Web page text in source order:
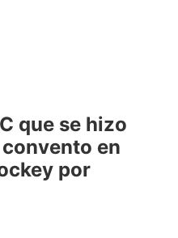
que se hizo
en
por